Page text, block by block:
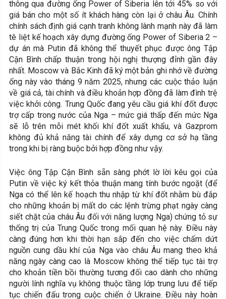
thông qua đường ống Power of Siberia lên tới 45% so với
giá bán cho một số ít khách hàng còn lại ở châu Âu. Chính
chính sách định giá cạnh tranh không lành mạnh này đã làm
tê liệt kế hoạch xây dựng đường ống Power of Siberia 2 –
dự án mà Putin đã không thể thuyết phục được ông Tập
Cận Bình chấp thuận trong hội nghị thượng đỉnh gần đây
nhất. Moscow và Bắc Kinh đã ký một bản ghi nhớ về đường
ống này vào tháng 9 năm 2025, nhưng các cuộc thảo luận
về giá cả, tài chính và điều khoản hợp đồng đã làm đình trệ
việc khởi công. Trung Quốc đang yêu cầu giá khí đốt được
trợ cấp trong nước của Nga – mức giá thấp đến mức Nga
sẽ lỗ trên mỗi mét khối khí đốt xuất khẩu, và Gazprom
không đủ khả năng tài chính để xây dựng cơ sở hạ tầng
trong khi bị ràng buộc bởi hợp đồng như vậy.
Việc ông Tập Cận Bình sẵn sàng phớt lờ lời kêu gọi của
Putin về việc ký kết thỏa thuận mang tính bước ngoặt (để
Nga có thể lên kế hoạch thu nhập từ khí đốt nhằm bù đắp
cho những khoản bị mất do các lệnh trừng phạt ngày càng
siết chặt của châu Âu đối với năng lượng Nga) chứng tỏ sự
thống trị của Trung Quốc trong mối quan hệ này. Điều này
càng đúng hơn khi thời hạn sắp đến cho việc chấm dứt
nguồn cung dầu khí của Nga vào châu Âu mang theo khả
năng ngày càng cao là Moscow không thể tiếp tục tài trợ
cho khoản tiền bồi thường tương đối cao dành cho những
người lính nghĩa vụ không thuộc tầng lớp trung lưu để tiếp
tục chiến đấu trong cuộc chiến ở Ukraine. Điều này hoàn